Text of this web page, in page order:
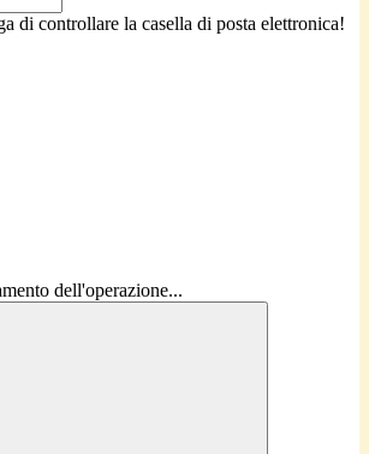
di controllare la casella di posta elettronica!
dell'operazione...